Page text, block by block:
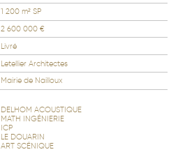
1 200 m² SP
2 600 000 €
Livré
Letellier Architectes
Mairie de Nailloux
DELHOM ACOUSTIQUE
MATH INGÉNIERIE
ICP
LE DOUARIN
ART SCÉNIQUE